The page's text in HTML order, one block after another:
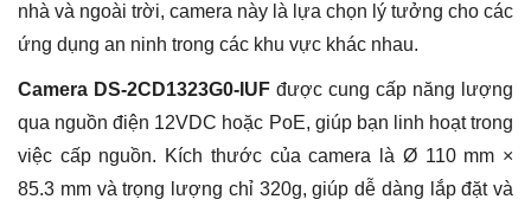
nhà và ngoài trời, camera này là lựa chọn lý tưởng cho các
ứng dụng an ninh trong các khu vực khác nhau.
Camera DS-2CD1323G0-IUF được cung cấp năng lượng
qua nguồn điện 12VDC hoặc PoE, giúp bạn linh hoạt trong
việc cấp nguồn. Kích thước của camera là Ø 110 mm ×
85.3 mm và trọng lượng chỉ 320g, giúp dễ dàng lắp đặt và